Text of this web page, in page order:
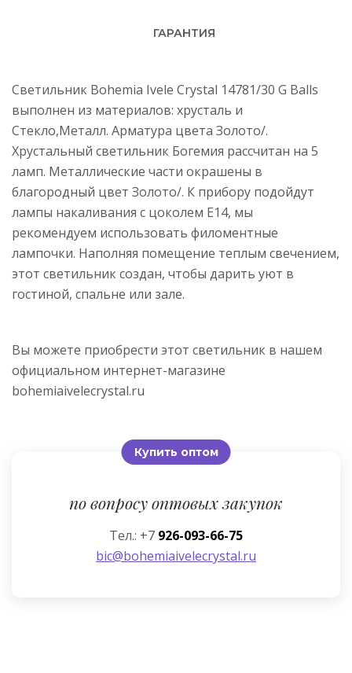
ГАРАНТИЯ
Светильник Bohemia Ivele Crystal 14781/30 G Balls
выполнен из материалов: хрусталь и
Стекло,Металл. Арматура цвета Золото/.
Хрустальный светильник Богемия рассчитан на 5
ламп. Металлические части окрашены в
благородный цвет Золото/. К прибору подойдут
лампы накаливания с цоколем E14, мы
рекомендуем использовать филоментные
лампочки. Наполняя помещение теплым свечением,
этот светильник создан, чтобы дарить уют в
гостиной, спальне или зале.
Вы можете приобрести этот светильник в нашем
официальном интернет-магазине
bohemiaivelecrystal.ru
Купить оптом
по вопросу оптовых закупок
Тел.: +7 926-093-66-75
bic@bohemiaivelecrystal.ru